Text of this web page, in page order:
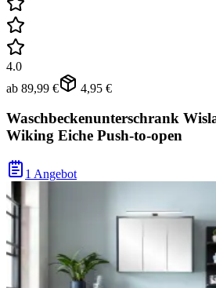
4.0
ab 89,99 € 4,95 €
Waschbeckenunterschrank
Wiking Eiche Push-to-open
1 Angebot